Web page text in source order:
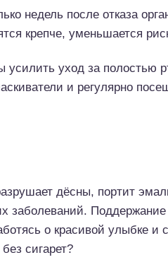
недель после отказа
крепче, уменьшается
усилить уход за полостью
и регулярно
дёсны, портит
заболеваний.
о красивой улыбке и
сигарет?